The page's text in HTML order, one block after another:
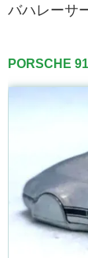
バハレーサ
PORSCHE